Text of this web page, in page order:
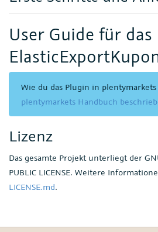
User Guide für das
Wie du das Plugin in
plentymarkets Handbuch
Lizenz
Das gesamte Projekt unterliegt der
PUBLIC LICENSE. Weitere
LICENSE.md.